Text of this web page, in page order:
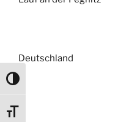
Umschalten auf hohe Kontraste
Schrift vergrößern
Deutschland